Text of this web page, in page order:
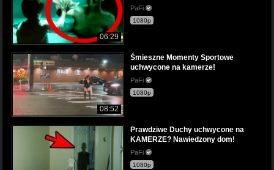
06:29
PaFi
1080p
08:52
Śmieszne Momenty Sportowe
uchwycone na kamerze!
PaFi
1080p
Prawdziwe Duchy uchwycone na
KAMERZE? Nawiedzony dom!
PaFi
1080p